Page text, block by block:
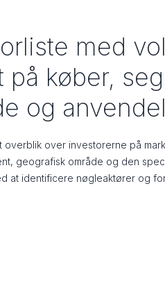
med
på køber,
og
overblik over investorerne på
geografisk område og den
at identificere nøgleaktører og